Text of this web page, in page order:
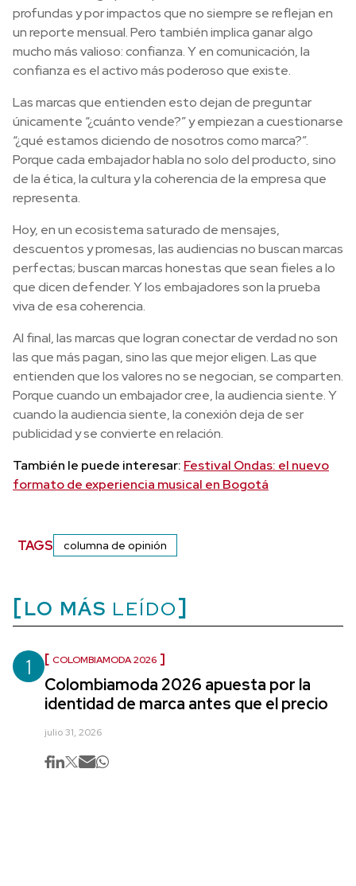
profundas y por impactos que no siempre se reflejan en
un reporte mensual. Pero también implica ganar algo
mucho más valioso: confianza. Y en comunicación, la
confianza es el activo más poderoso que existe.
Las marcas que entienden esto dejan de preguntar
únicamente “¿cuánto vende?” y empiezan a cuestionarse
“¿qué estamos diciendo de nosotros como marca?”.
Porque cada embajador habla no solo del producto, sino
de la ética, la cultura y la coherencia de la empresa que
representa.
Hoy, en un ecosistema saturado de mensajes,
descuentos y promesas, las audiencias no buscan marcas
perfectas; buscan marcas honestas que sean fieles a lo
que dicen defender. Y los embajadores son la prueba
viva de esa coherencia.
Al final, las marcas que logran conectar de verdad no son
las que más pagan, sino las que mejor eligen. Las que
entienden que los valores no se negocian, se comparten.
Porque cuando un embajador cree, la audiencia siente. Y
cuando la audiencia siente, la conexión deja de ser
publicidad y se convierte en relación.
También le puede interesar: Festival Ondas: el nuevo
formato de experiencia musical en Bogotá
TAGS columna de opinión
LO MÁS LEÍDO
1 COLOMBIAMODA 2026
Colombiamoda 2026 apuesta por la
identidad de marca antes que el precio
julio 31, 2026